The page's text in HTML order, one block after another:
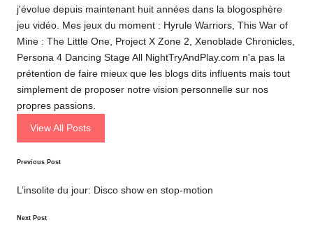
j'évolue depuis maintenant huit années dans la blogosphère
jeu vidéo. Mes jeux du moment : Hyrule Warriors, This War of
Mine : The Little One, Project X Zone 2, Xenoblade Chronicles,
Persona 4 Dancing Stage All NightTryAndPlay.com n'a pas la
prétention de faire mieux que les blogs dits influents mais tout
simplement de proposer notre vision personnelle sur nos
propres passions.
View All Posts
Post
navigation
Previous Post
L’insolite du jour: Disco show en stop-motion
Next Post